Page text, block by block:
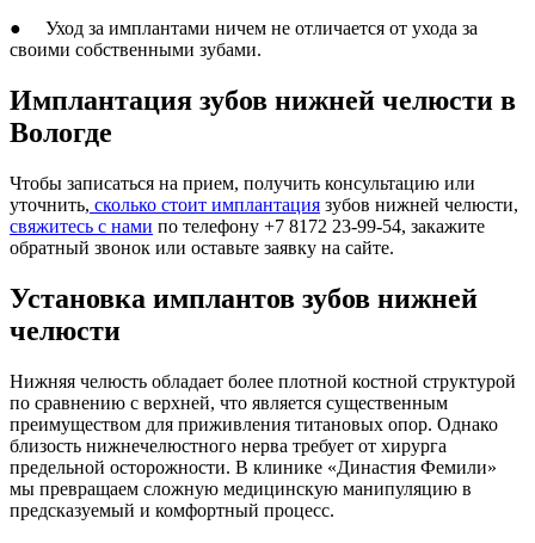
● Уход за имплантами ничем не отличается от ухода за
своими собственными зубами.
Имплантация зубов нижней челюсти в
Вологде
Чтобы записаться на прием, получить консультацию или
уточнить, сколько стоит имплантация зубов нижней челюсти,
свяжитесь с нами по телефону +7 8172 23-99-54, закажите
обратный звонок или оставьте заявку на сайте.
Установка имплантов зубов нижней
челюсти
Нижняя челюсть обладает более плотной костной структурой
по сравнению с верхней, что является существенным
преимуществом для приживления титановых опор. Однако
близость нижнечелюстного нерва требует от хирурга
предельной осторожности. В клинике «Династия Фемили»
мы превращаем сложную медицинскую манипуляцию в
предсказуемый и комфортный процесс.